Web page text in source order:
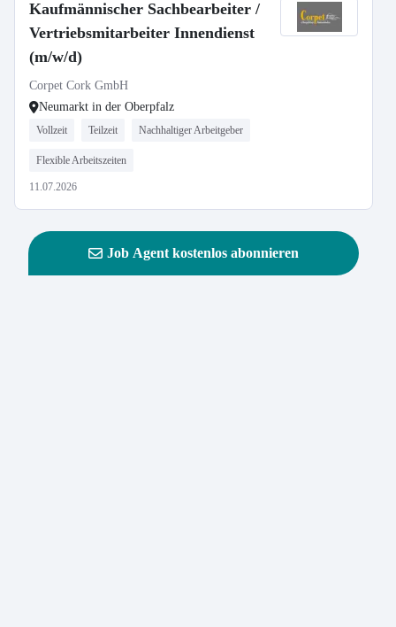
Kaufmännischer Sachbearbeiter /
Vertriebsmitarbeiter Innendienst
(m/w/d)
Corpet Cork GmbH
Neumarkt in der Oberpfalz
Vollzeit Teilzeit Nachhaltiger Arbeitgeber
Flexible Arbeitszeiten
11.07.2026
Job Agent kostenlos abonnieren